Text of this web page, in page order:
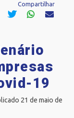
Compartilhar
19
21 de maio de